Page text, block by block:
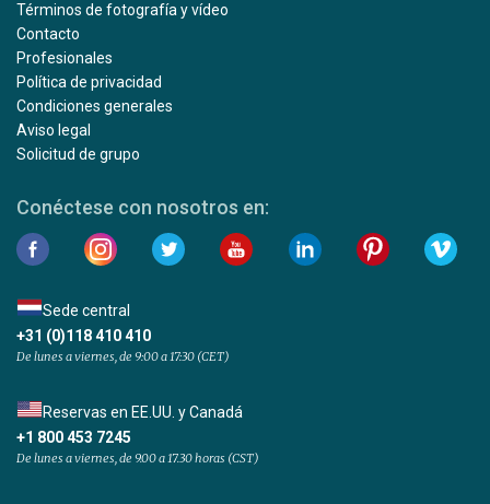
Términos de fotografía y vídeo
Contacto
Profesionales
Política de privacidad
Condiciones generales
Aviso legal
Solicitud de grupo
Conéctese con nosotros en:
Sede central
+31 (0)118 410 410
De lunes a viernes, de 9:00 a 17:30 (CET)
Reservas en EE.UU. y Canadá
+1 800 453 7245
De lunes a viernes, de 9.00 a 17.30 horas (CST)